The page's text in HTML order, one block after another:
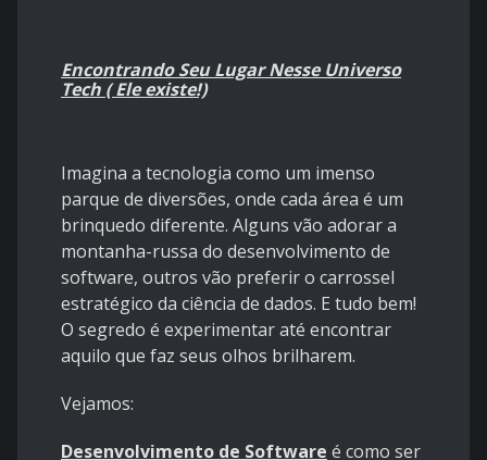
Encontrando Seu Lugar Nesse Universo
Tech ( Ele existe!)
Imagina a tecnologia como um imenso
parque de diversões, onde cada área é um
brinquedo diferente. Alguns vão adorar a
montanha-russa do desenvolvimento de
software, outros vão preferir o carrossel
estratégico da ciência de dados. E tudo bem!
O segredo é experimentar até encontrar
aquilo que faz seus olhos brilharem.
Vejamos:
Desenvolvimento de Software é como ser